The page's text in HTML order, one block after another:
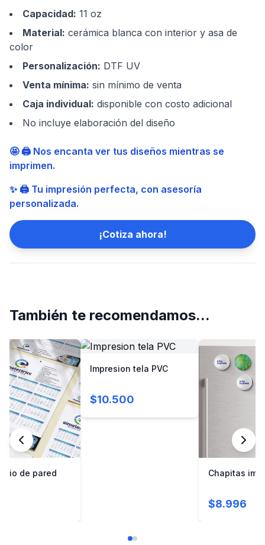
Capacidad: 11 oz
Material: cerámica blanca con interior y asa de
color
Personalización: DTF UV
Venta mínima: sin mínimo de venta
Caja individual: disponible con costo adicional
No incluye elaboración del diseño
🤩 🖨️ Nos encanta ver tus diseños mientras se
imprimen.
✨ 🖨️ Tu impresión perfecta, con asesoría
personalizada.
¡Cotiza ahora!
También te recomendamos...
de pared
Impresion tela PVC
$10.500
Chapitas
$8.996